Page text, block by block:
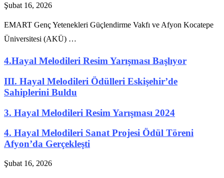
Şubat 16, 2026
EMART Genç Yetenekleri Güçlendirme Vakfı ve Afyon Kocatepe
Üniversitesi (AKÜ) …
4.Hayal Melodileri Resim Yarışması Başlıyor
III. Hayal Melodileri Ödülleri Eskişehir’de
Sahiplerini Buldu
3. Hayal Melodileri Resim Yarışması 2024
4. Hayal Melodileri Sanat Projesi Ödül Töreni
Afyon’da Gerçekleşti
Şubat 16, 2026